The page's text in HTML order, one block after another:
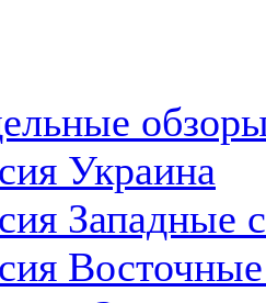
Украина
Западные